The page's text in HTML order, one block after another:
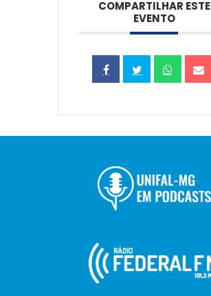
COMPARTILHAR ESTE
EVENTO